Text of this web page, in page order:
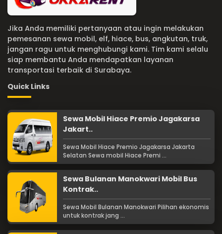
Jika Anda memiliki pertanyaan atau ingin melakukan
pemesanan sewa mobil, elf, hiace, bus, angkutan, truk,
jangan ragu untuk menghubungi kami. Tim kami selalu
siap membantu Anda mendapatkan layanan
transportasi terbaik di Surabaya.
Quick Links
Sewa Mobil Hiace Premio Jagakarsa
Jakart..
Sewa Mobil Hiace Premio Jagakarsa Jakarta
Selatan Sewa mobil Hiace Premi ...
Sewa Bulanan Manokwari Mobil Bus
Kontrak..
Sewa Mobil Bulanan Manokwari Pilihan ekonomis
untuk kontrak jang ...